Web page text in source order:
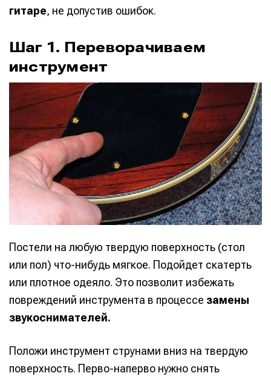
гитаре, не допустив ошибок.
Шаг 1. Переворачиваем
инструмент
Постели на любую твердую поверхность (стол
или пол) что-нибудь мягкое. Подойдет скатерть
или плотное одеяло. Это позволит избежать
повреждений инструмента в процессе замены
звукоснимателей.
Положи инструмент струнами вниз на твердую
поверхность. Перво-наперво нужно снять